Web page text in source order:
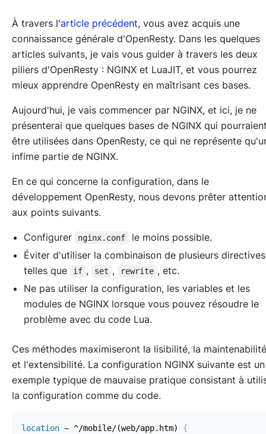
À travers l'article précédent, vous avez acquis une
connaissance générale d'OpenResty. Dans les quelques
articles suivants, je vais vous guider à travers les deux
piliers d'OpenResty : NGINX et LuaJIT, et vous pourrez
mieux apprendre OpenResty en maîtrisant ces bases.
Aujourd'hui, je vais commencer par NGINX, et ici, je ne
présenterai que quelques bases de NGINX qui
être utilisées dans OpenResty, ce qui ne représente
infime partie de NGINX.
En ce qui concerne la configuration, dans le
développement OpenResty, nous devons prêter
aux points suivants.
Configurer nginx.conf
le moins possible.
Éviter d'utiliser la combinaison de plusieurs directives
telles que
if , set , rewrite , etc.
Ne pas utiliser la configuration, les variables et les
modules de NGINX lorsque vous pouvez résoudre le
problème avec du code Lua.
Ces méthodes maximiseront la lisibilité, la maintenabilité
et l'extensibilité. La configuration NGINX suivante est un
exemple typique de mauvaise pratique consistant à
la configuration comme du code.
location ~ ^/mobile/(web/app.htm)
{